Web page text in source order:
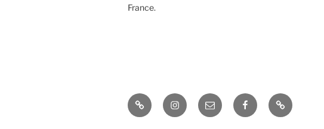
France.
BoutiqueInstagram
E-
mail
FacebookSite
d’Angèle